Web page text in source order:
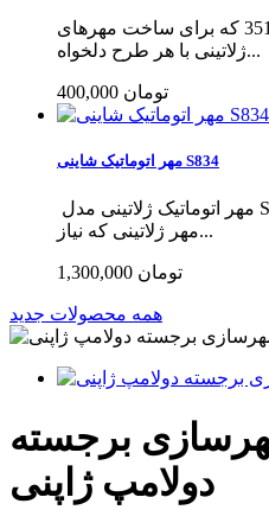
مهر اتوماتیک سانی مدل 3513 که برای ساخت مهرهای
ژلاتینی با هر طرح دلخواه...
400,000 تومان
مهر اتوماتیک شاینی S834
مهر ژلاتینی که نیاز...
1,300,000 تومان
همه محصولات جدید
برجسته
دولامپ ژاپنی